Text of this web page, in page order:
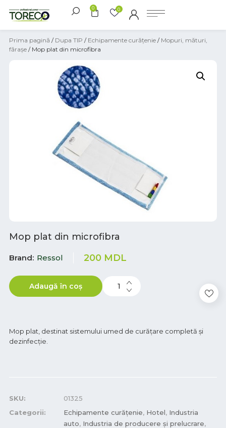
0 0
Prima pagină / Dupa TIP / Echipamente curățenie / Mopuri, mături,
fărașe / Mop plat din microfibra
Mop plat din microfibra
Brand Ressol 200 MDL
Adaugă în coș
Mop plat, destinat sistemului umed de curățare completă și
dezinfecție.
SKU:
01325
Categorii:
Echipamente curățenie, Hotel, Industria
auto, Industria de producere și prelucrare,